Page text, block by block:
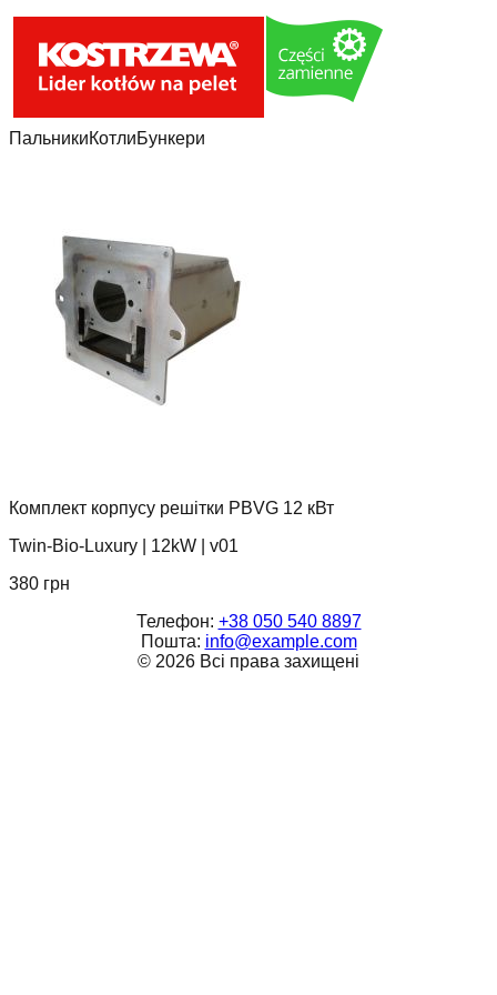
ПальникиКотлиБункери
Комплект корпусу решітки PBVG 12 кВт
Twin-Bio-Luxury
12kW
v01
380 грн
Телефон: +38 050 540 8897
Пошта: info@example.com
© 2026 Всі права захищені